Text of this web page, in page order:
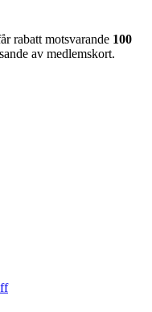
rabatt motsvarande 100
av medlemskort.